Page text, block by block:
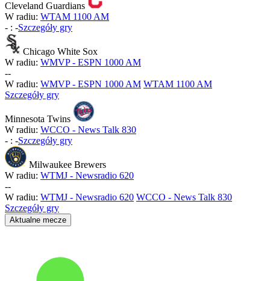
Cleveland Guardians
W radiu: WTAM 1100 AM
- : -Szczegóły gry
Chicago White Sox
W radiu: WMVP - ESPN 1000 AM
--
W radiu: WMVP - ESPN 1000 AM WTAM 1100 AM
Szczegóły gry
Minnesota Twins
W radiu: WCCO - News Talk 830
- : -Szczegóły gry
Milwaukee Brewers
W radiu: WTMJ - Newsradio 620
--
W radiu: WTMJ - Newsradio 620 WCCO - News Talk 830
Szczegóły gry
Aktualne mecze